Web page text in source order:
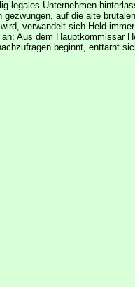
Unternehmen
auf die alte
verwandelt sich Held
Aus dem Hauptkommissar
beginnt, enttarnt